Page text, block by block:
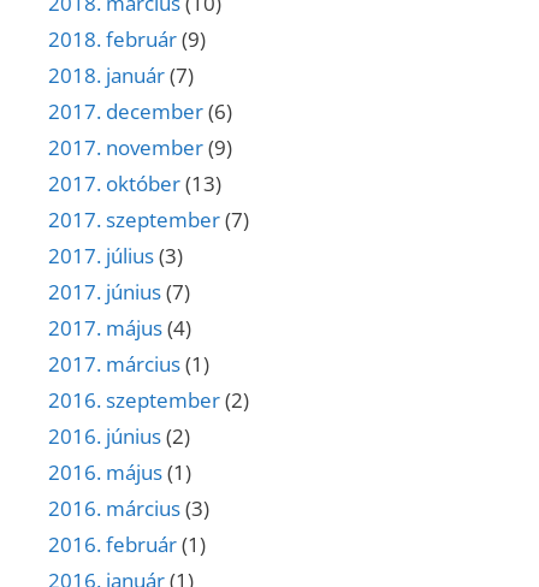
2018. február(9)
2018. január(7)
2017. december(6)
2017. november(9)
2017. október(13)
2017. szeptember(7)
2017. július(3)
2017. június(7)
2017. május(4)
2017. március(1)
2016. szeptember(2)
2016. június(2)
2016. május(1)
2016. március(3)
2016. február(1)
2016. január(1)